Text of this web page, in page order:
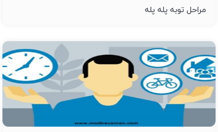
مراحل توبه پله پله